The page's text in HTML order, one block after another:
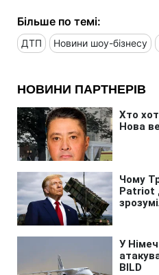
Більше по темі:
ДТП Новини шоу-бізнесу